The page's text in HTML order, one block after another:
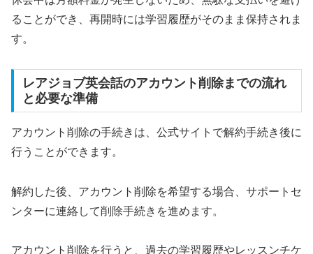
ることができ、再開時には学習履歴がそのまま保持されま
す。
レアジョブ英会話のアカウント削除までの流れ
と必要な準備
アカウント削除の手続きは、公式サイトで解約手続き後に
行うことができます。
解約した後、アカウント削除を希望する場合、サポートセ
ンターに連絡して削除手続きを進めます。
アカウント削除を行うと、過去の学習履歴やレッスンチケ